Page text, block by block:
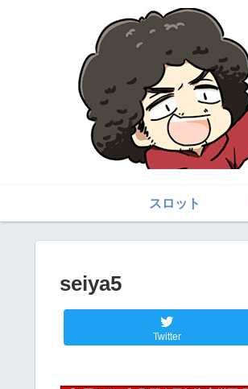
スロット
seiya5
Twitter